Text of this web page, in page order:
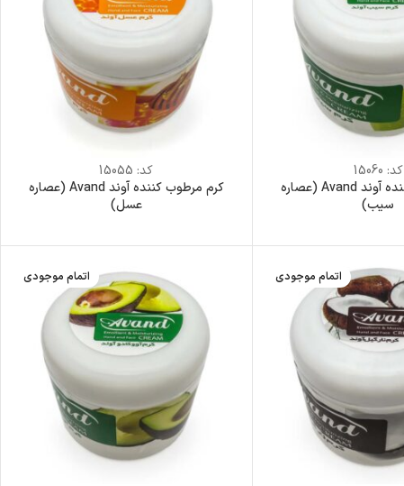
کد: 15060
کرم مرطوب کننده آوند Avand (عصاره
سیب)
کد: 15055
کرم مرطوب کننده آوند Avand (عصاره
عسل)
اتمام موجودی اتمام موجودی